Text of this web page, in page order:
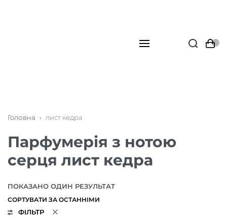
Головна › лист кедра
Парфумерія з нотою
серця лист кедра
ПОКАЗАНО ОДИН РЕЗУЛЬТАТ
ФІЛЬТР